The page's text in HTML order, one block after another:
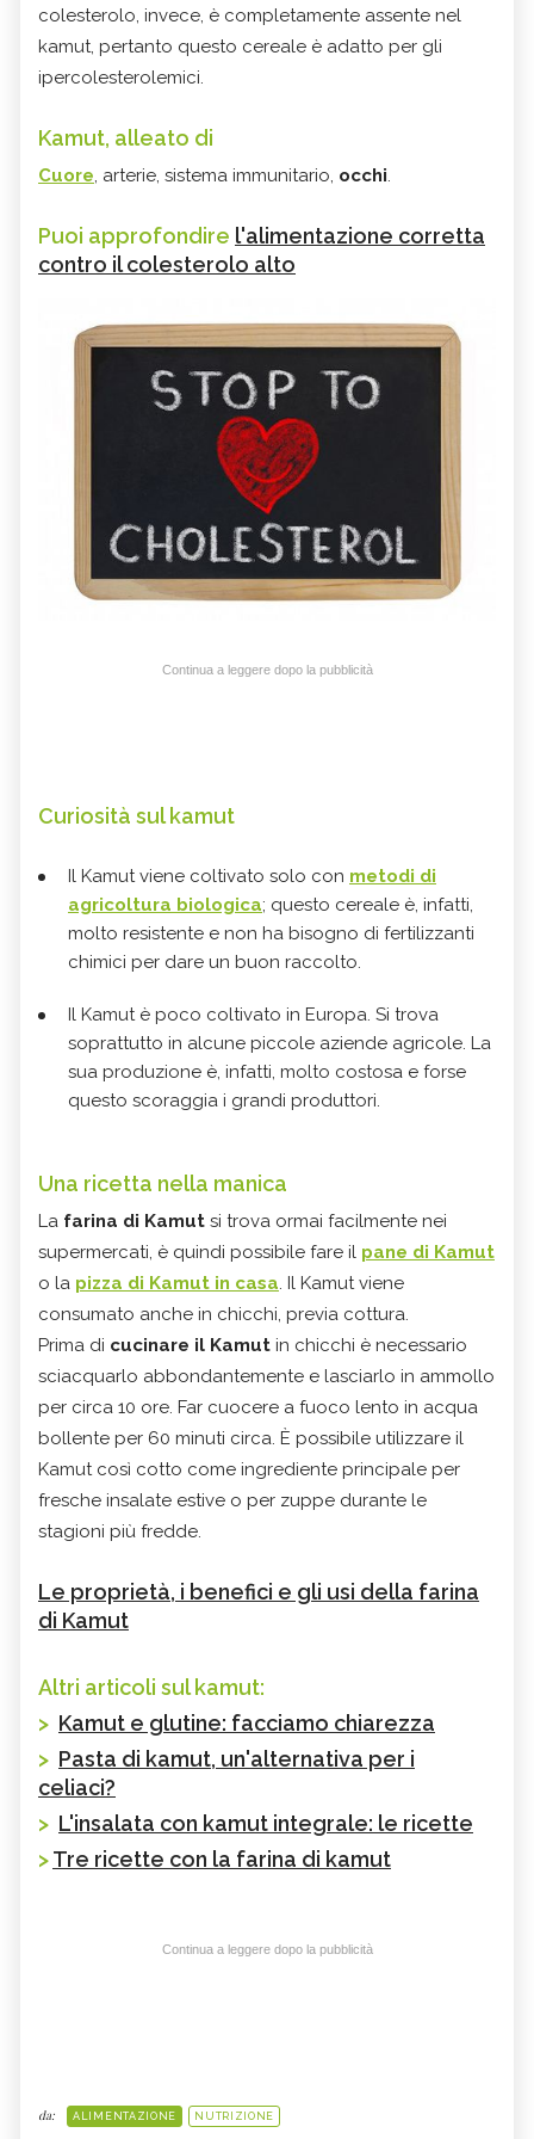
colesterolo, invece, è completamente assente nel
kamut, pertanto questo cereale è adatto per gli
ipercolesterolemici.
Kamut, alleato di
Cuore, arterie, sistema immunitario, occhi.
Puoi approfondire l'alimentazione corretta
contro il colesterolo alto
Continua a leggere dopo la pubblicità
Curiosità sul kamut
Il Kamut viene coltivato solo con metodi di
agricoltura biologica; questo cereale è, infatti,
molto resistente e non ha bisogno di fertilizzanti
chimici per dare un buon raccolto.
Il Kamut è poco coltivato in Europa. Si trova
soprattutto in alcune piccole aziende agricole. La
sua produzione è, infatti, molto costosa e forse
questo scoraggia i grandi produttori.
Una ricetta nella manica
La farina di Kamut si trova ormai facilmente nei
supermercati, è quindi possibile fare il pane di Kamut
o la pizza di Kamut in casa. Il Kamut viene
consumato anche in chicchi, previa cottura.
Prima di cucinare il Kamut in chicchi è necessario
sciacquarlo abbondantemente e lasciarlo in ammollo
per circa 10 ore. Far cuocere a fuoco lento in acqua
bollente per 60 minuti circa. È possibile utilizzare il
Kamut così cotto come ingrediente principale per
fresche insalate estive o per zuppe durante le
stagioni più fredde.
Le proprietà, i benefici e gli usi della farina
di Kamut
Altri articoli sul kamut:
> Kamut e glutine: facciamo chiarezza
> Pasta di kamut, un'alternativa per i
celiaci?
> L'insalata con kamut integrale: le ricette
>Tre ricette con la farina di kamut
Continua a leggere dopo la pubblicità
da: ALIMENTAZIONE NUTRIZIONE